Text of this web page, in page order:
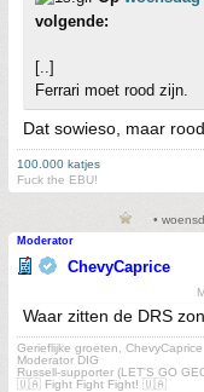
volgende:
[..]
Ferrari moet rood zijn.
Dat sowieso, maar
100.000 katjes
Fuck the EBU!
•
Moderator
ChevyCaprice
Waar zitten de DRS
Gerieflijke groeten, ChevyCaprice
Moderator DIG
Russell-supporter (LET'S GO
🇺🇦 Fight Fight Fight! 🇺🇦